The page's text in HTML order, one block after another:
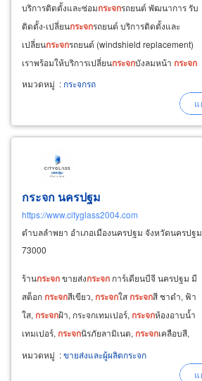
บริการติดตั้งและซ่อมกระจกรถยนต์ พัฒนาการ รับ
ติดตั้ง-เปลี่ยนกระจกรถยนต์ บริการติดตั้งและ
เปลี่ยนกระจกรถยนต์ (windshield replacement)
เราพร้อมให้บริการเปลี่ยนกระจกบังลมหน้า กระจก
บานประตู และกระจก
ประเภท ตั้งแต่รถเก๋ง 4 ล้อ, รถกระบะ, รถตู้, รถ suv
หมวดหมู่ : กระจกรถ
กระจก นครปฐม
https://www.cityglass2004.com
ตำบลลำพยา อำเภอเมืองนครปฐม จังหวัดนครปฐม
73000
ร้านกระจกขายส่งกระจก การ์เดียนบีจี นครปฐม มี
สต็อก กระจกสีเขียว, กระจกใส กระจกสี ชาดำ, ฟ้า
ใส, กระจกฝ้า, กระจกเทมเปอร์, กระจกห้องอาบน้ำ
เทมเปอร์, กระจกนิรภัยลามิเนต, กระจกเคลือบสี,
กระจกประหยัดพลังกระจกสะท้อนแสงหรือกระจก
วันเวย์ (one way), กระจกเงา หนา 2 มิล, 3มิล,
หมวดหมู่ :ขายส่งและผู้ผลิตกระจก